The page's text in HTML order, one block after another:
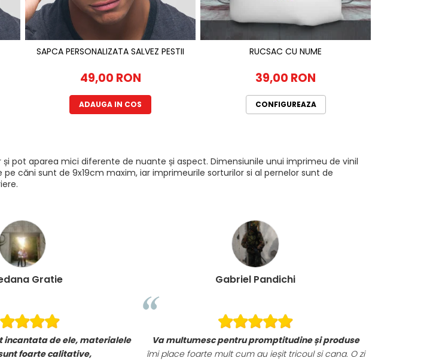
SAPCA PERSONALIZATA SALVEZ PESTII
49,00 RON
ADAUGA IN COS
RUCSAC CU NUME
39,00 RON
CONFIGUREAZA
aparea mici diferente de nuante și aspect. Dimensiunile unui imprimeu de vinil
căni sunt de 9x19cm maxim, iar imprimeurile sorturilor si al pernelor sunt de
Gratie
incantata de ele, materialele
foarte calitative,
Gabriel Pandichi
Va multumesc pentru promptitudine și produse
îmi place foarte mult cum au ieșit tricoul si cana. O zi